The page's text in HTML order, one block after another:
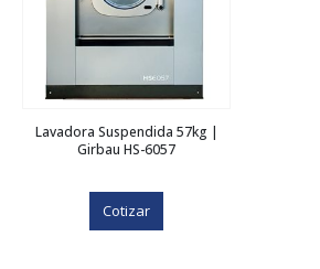
Lavadora Suspendida 57kg |
Girbau HS-6057
Cotizar